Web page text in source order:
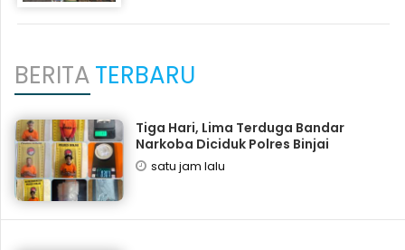
BERITATERBARU
Tiga Hari, Lima Terduga Bandar
Narkoba Diciduk Polres Binjai
satu jam lalu